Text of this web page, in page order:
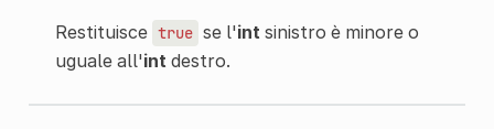
Restituisce true se l'intsinistro è minore o
uguale all'intdestro.